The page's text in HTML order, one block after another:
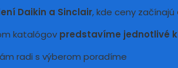
Daikin a Sinclair, kde ceny začínajú
katalógov predstavíme jednotlivé
radi s výberom poradíme